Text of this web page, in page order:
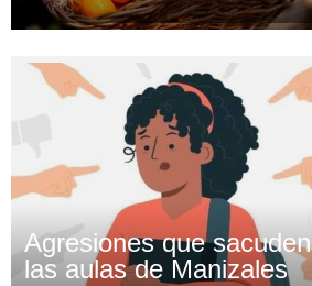
Agresiones que sacuden
las aulas de Manizales